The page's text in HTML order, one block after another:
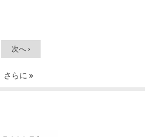
次へ ›
さらに